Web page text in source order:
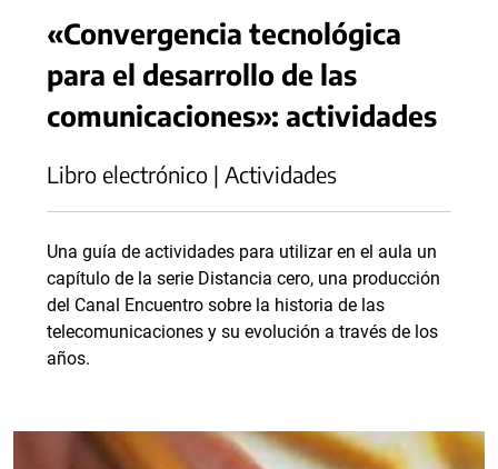
«Convergencia tecnológica
para el desarrollo de las
comunicaciones»: actividades
Libro electrónico | Actividades
Una guía de actividades para utilizar en el aula un
capítulo de la serie Distancia cero, una producción
del Canal Encuentro sobre la historia de las
telecomunicaciones y su evolución a través de los
años.